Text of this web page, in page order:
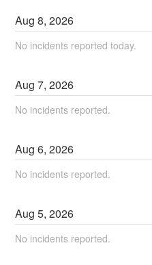
Aug8,2026
No incidents reported today.
Aug7,2026
No incidents reported.
Aug6,2026
No incidents reported.
Aug5,2026
No incidents reported.